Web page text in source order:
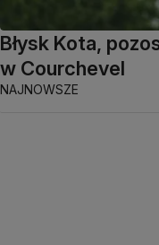
Błysk Kota,
w Courchevel
NAJNOWSZE